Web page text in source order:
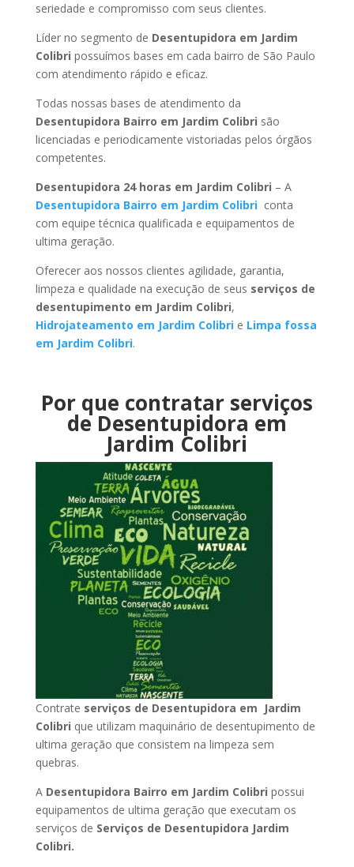
seriedade e compromisso com seus clientes.
Líder no segmento de Desentupidora em Jardim
Colibri possuímos bases em cada bairro de São Paulo
com atendimento rápido e eficaz.
Todas nossas bases de atendimento da
Desentupidora Bairro em Jardim Colibri são
licenciadas e periodicamente vistoriadas pelos órgãos
competentes.
Desentupidora 24 horas em Jardim Colibri – A
Desentupidora Bairro em Jardim Colibri conta
com equipe técnica qualificada e equipamentos de
ultima geração.
Oferecer aos nossos clientes agilidade, garantia,
limpeza e qualidade na execução de seus serviços de
desentupimento em Jardim Colibri,
Hidrojateamento em Jardim Colibrie Limpa fossa
em Jardim Colibri.
Por que contratar serviços
de Desentupidora em
Jardim Colibri
Contrate serviços de Desentupidora em Jardim
Colibri que utilizam maquinário de desentupimento de
ultima geração que consistem na limpeza sem
quebras.
A Desentupidora Bairro em Jardim Colibri possui
equipamentos de ultima geração que executam os
serviços de Serviços de Desentupidora Jardim
Colibri.